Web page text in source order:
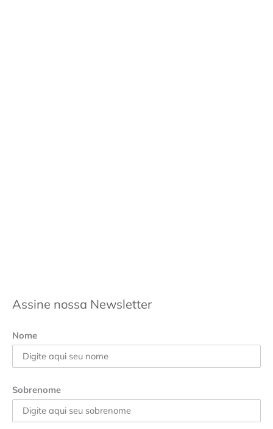
Assine nossa Newsletter
Nome
Sobrenome